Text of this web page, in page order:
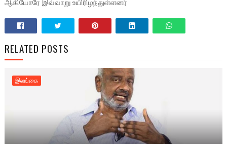
ஆகியோரே இவ்வாறு உயிரிழந்துள்ளனர்
RELATED POSTS
இலங்கை